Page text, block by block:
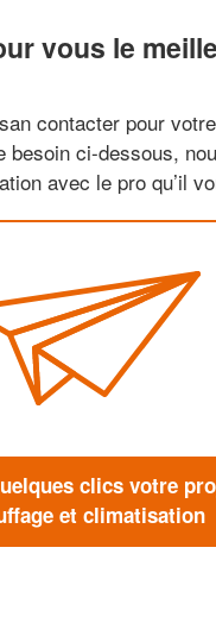
vous le
contacter pour
besoin ci-dessous,
avec le pro qu’il
clics votre
et climatisation